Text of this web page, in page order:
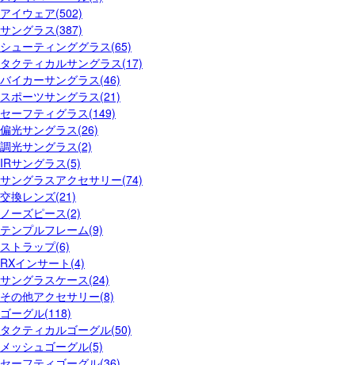
アイウェア(502)
サングラス(387)
シューティンググラス(65)
タクティカルサングラス(17)
バイカーサングラス(46)
スポーツサングラス(21)
セーフティグラス(149)
偏光サングラス(26)
調光サングラス(2)
IRサングラス(5)
サングラスアクセサリー(74)
交換レンズ(21)
ノーズピース(2)
テンプルフレーム(9)
ストラップ(6)
RXインサート(4)
サングラスケース(24)
その他アクセサリー(8)
ゴーグル(118)
タクティカルゴーグル(50)
メッシュゴーグル(5)